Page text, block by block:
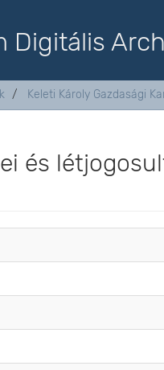
Digitális
Keleti Károly Gazdasági
és